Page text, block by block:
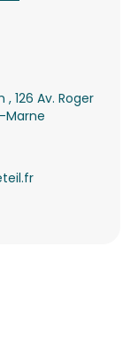
126 Av. Roger
Marne